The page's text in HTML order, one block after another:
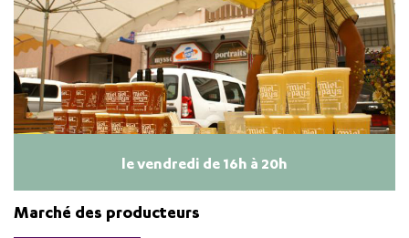
le vendredi de 16h à 20h
Marché des producteurs